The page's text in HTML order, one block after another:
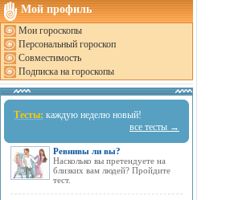
Мой профиль
Мои гороскопы
Персональный гороскоп
Совместимость
Подписка на гороскопы
Тесты: каждую неделю новый!
все тесты →
Ревнивы ли вы?
Насколько вы претендуете на
близких вам людей? Пройдите
тест.